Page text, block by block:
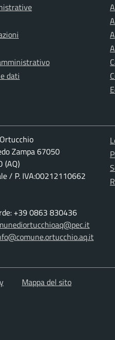
dati
Zampa 67050
(AQ)
/ P. IVA:00212110662
+39 0863 830436
Mappa del sito